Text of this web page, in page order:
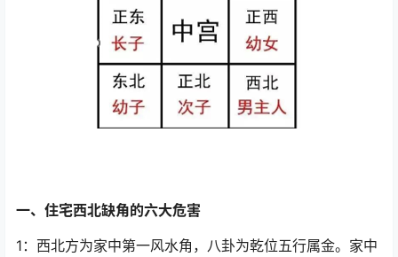
一、住宅西北缺角的六大危害
1：西北方为家中第一风水角，八卦为乾位五行属金。家中